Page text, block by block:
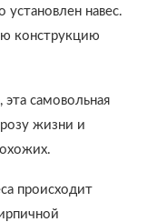
навес.
конструкцию
самовольная
жизни и
происходит